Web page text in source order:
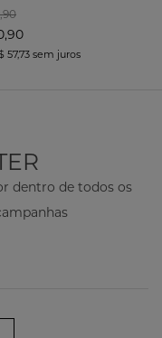
57,73 sem juros
dentro de todos os